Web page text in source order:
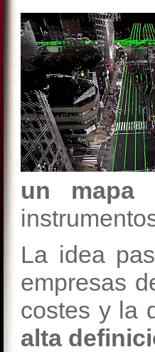
un mapa
La idea
empresas
costes y la
alta